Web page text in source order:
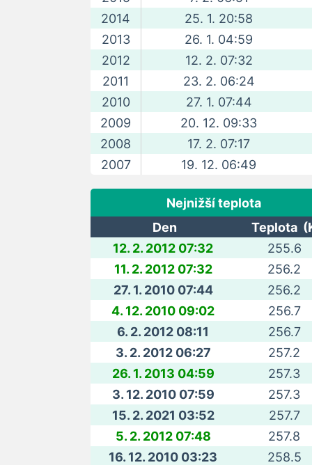
2014
25. 1. 20:58
2013
26. 1. 04:59
2012
12. 2. 07:32
2011
23. 2. 06:24
2010
27. 1. 07:44
2009
20. 12. 09:33
2008
17. 2. 07:17
2007
19. 12. 06:49
Nejnižší teplota
Den
Teplota
12. 2. 2012 07:32
255.6
11. 2. 2012 07:32
256.2
27. 1. 2010 07:44
256.2
4. 12. 2010 09:02
256.7
6. 2. 2012 08:11
256.7
3. 2. 2012 06:27
257.2
26. 1. 2013 04:59
257.3
3. 12. 2010 07:59
257.3
15. 2. 2021 03:52
257.7
5. 2. 2012 07:48
257.8
16. 12. 2010 03:23
258.5